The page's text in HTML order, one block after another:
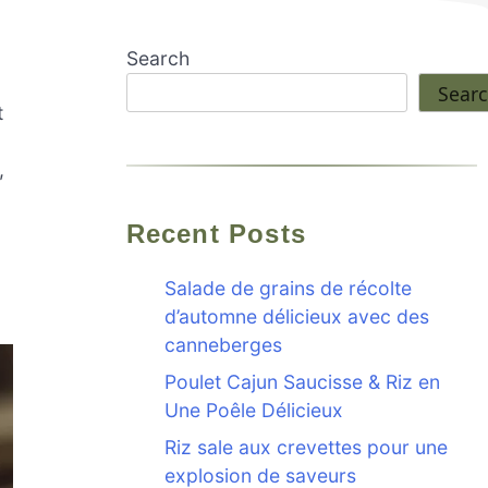
Search
Recent Posts
Salade de grains de récolte
d’automne délicieux avec des
canneberges
Poulet Cajun Saucisse & Riz en
Une Poêle Délicieux
Riz sale aux crevettes pour une
explosion de saveurs